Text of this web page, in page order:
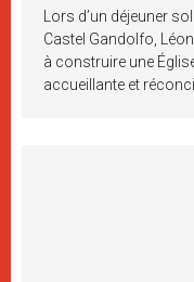
Lors d’un déjeuner
Castel Gandolfo,
à construire une
accueillante et